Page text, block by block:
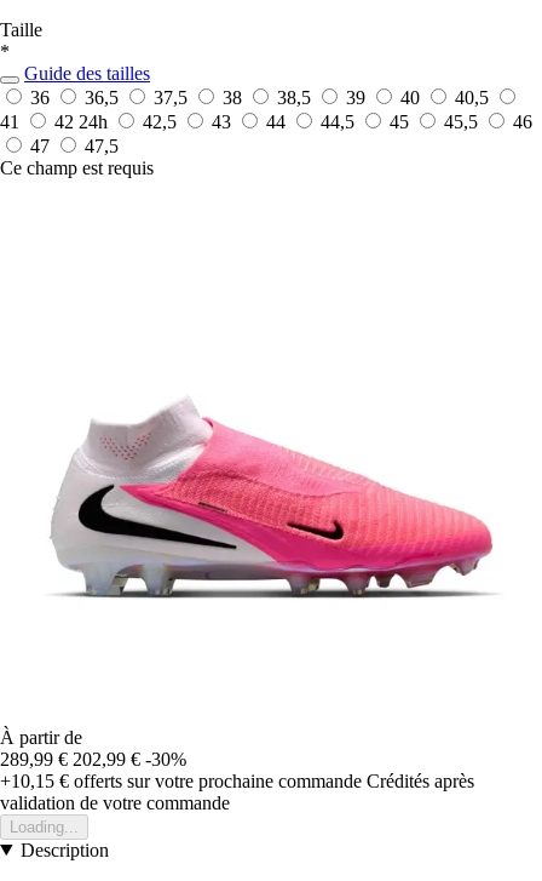
Taille
*
Guide des tailles
36
36,5 37,5 38 38,5 39 40
40,5
41
42 24h 42,5 43 44 44,5 45 45,5
46
47
47,5
Ce champ est requis
À partir de
289,99 € 202,99 € -30%
+10,15 € offerts sur votre prochaine commande Crédités après
validation de votre commande
Loading...
Description